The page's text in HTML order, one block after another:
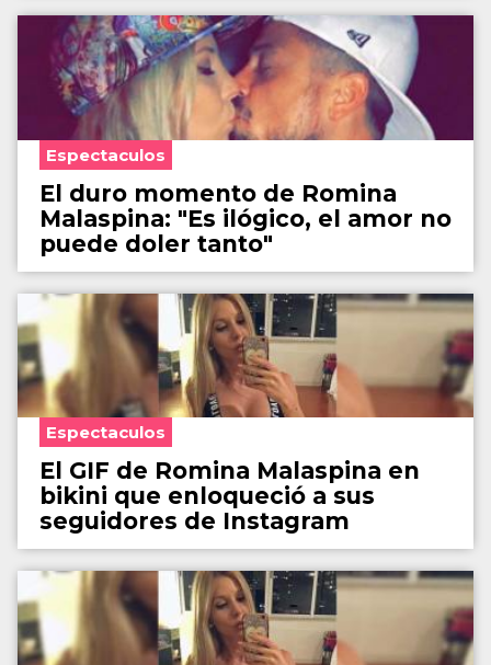
Espectaculos
El duro momento de Romina
Malaspina: "Es ilógico, el amor no
puede doler tanto"
Espectaculos
El GIF de Romina Malaspina en
bikini que enloqueció a sus
seguidores de Instagram